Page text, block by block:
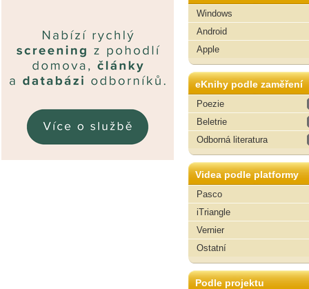
Windows
Android
Apple
eKnihy podle zaměření
Poezie
Beletrie
Odborná literatura
Videa podle platformy
Pasco
iTriangle
Vernier
Ostatní
Podle projektu